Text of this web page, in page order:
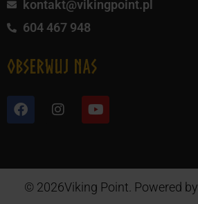
kontakt@vikingpoint.pl
604 467 948
obserwuj nas
© 2026Viking Point. Powered by